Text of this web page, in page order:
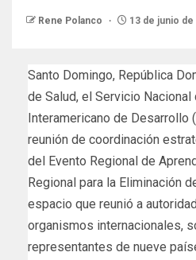
Rene Polanco 13 de junio de
Santo Domingo, República
de Salud, el Servicio Nacional
Interamericano de Desarrollo
reunión de coordinación
del Evento Regional de
Regional para la Eliminación
espacio que reunió a
organismos internacionales,
representantes de nueve